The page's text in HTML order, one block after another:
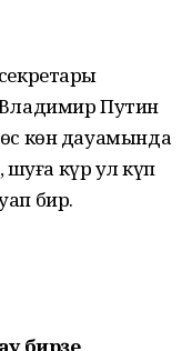
Владимир Путин
өс көн дауамында
шуға күрә ул күп
бирә.